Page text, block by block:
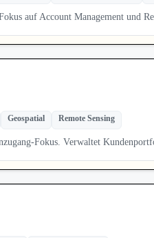
auf Account Management und
Geospatial Remote Sensing
Fokus. Verwaltet